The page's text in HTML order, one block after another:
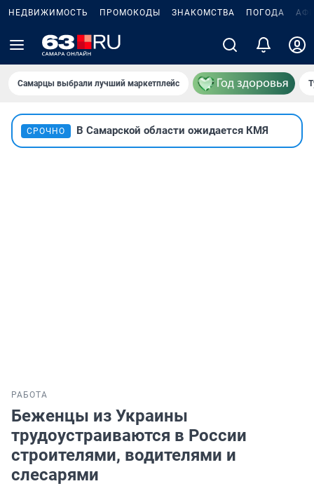
НЕДВИЖИМОСТЬ ПРОМОКОДЫ ЗНАКОМСТВА ПОГОДА
Самарцы выбрали лучший маркетплейс
СРОЧНО В Самарской области ожидается КМЯ
РАБОТА
Беженцы из Украины
трудоустраиваются в России
строителями, водителями и
слесарями